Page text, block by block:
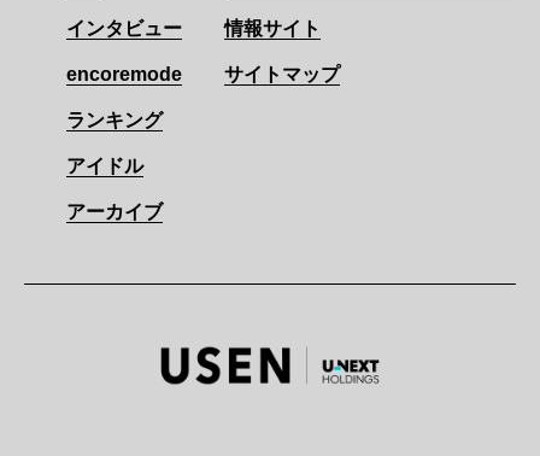
インタビュー
encoremode
ランキング
アイドル
アーカイブ
情報サイト
サイトマップ